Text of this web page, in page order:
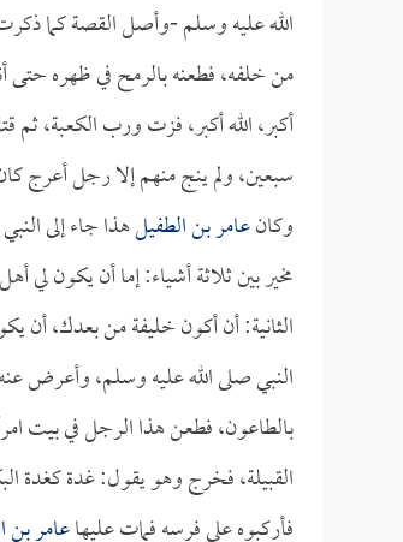
الله عليه وسلم -وأصل القصة كما
من خلفه، فطعنه بالرمح في ظهره حتى
أكبر، الله أكبر، فزت ورب الكعبة،
سبعين، ولم ينج منهم إلا رجل أعرج
وكانعامر بن الطفيلهذا جاء إلى
مخير بين ثلاثة أشياء: إما أن يكون
الثانية: أن أكون خليفة من بعدك،
النبي صلى الله عليه وسلم، وأعرض
بالطاعون، فطعن هذا الرجل في بيت
القبيلة، فخرج وهو يقول: غدة كغدة
فأركبوه على فرسه فمات عليهاعامر بن